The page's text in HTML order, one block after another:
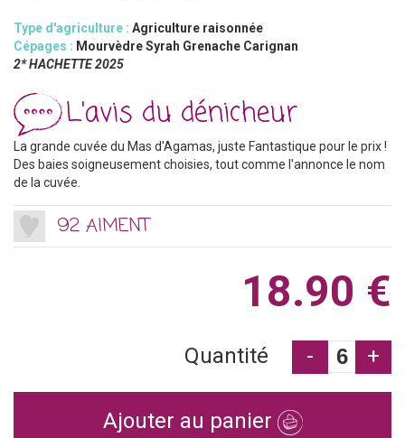
Type d'agriculture : Agriculture raisonnée
Cépages : Mourvèdre Syrah Grenache Carignan
2* HACHETTE 2025
L'avis du dénicheur
La grande cuvée du Mas d'Agamas, juste Fantastique pour le prix !
Des baies soigneusement choisies, tout comme l'annonce le nom
de la cuvée.
92 AIMENT
18.90 €
Quantité - +
Ajouter au panier